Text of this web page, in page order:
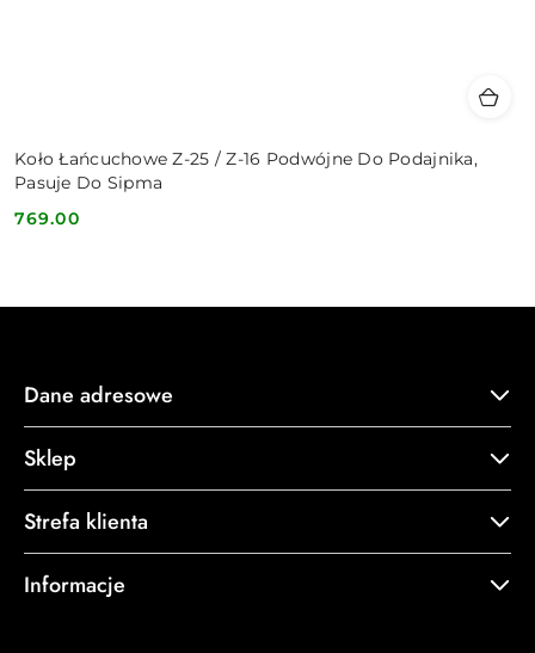
Koło Łańcuchowe Z-25 / Z-16 Podwójne Do Podajnika,
Pasuje Do Sipma
Cena:
769.00
Dane adresowe
Sklep
Strefa klienta
Informacje